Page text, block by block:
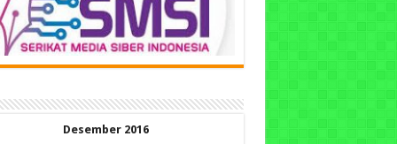
Desember 2016